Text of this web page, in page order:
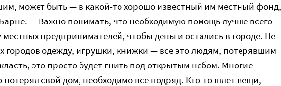
может быть — в какой-то хорошо известный им местный фонд,
— Важно понимать, что необходимую помощь лучше всего
местных предпринимателей, чтобы деньги остались в городе. Не
городов одежду, игрушки, книжки — все это людям, потерявшим
это просто будет гнить под открытым небом. Многие
потерял свой дом, необходимо все подряд. Кто-то шлет вещи,